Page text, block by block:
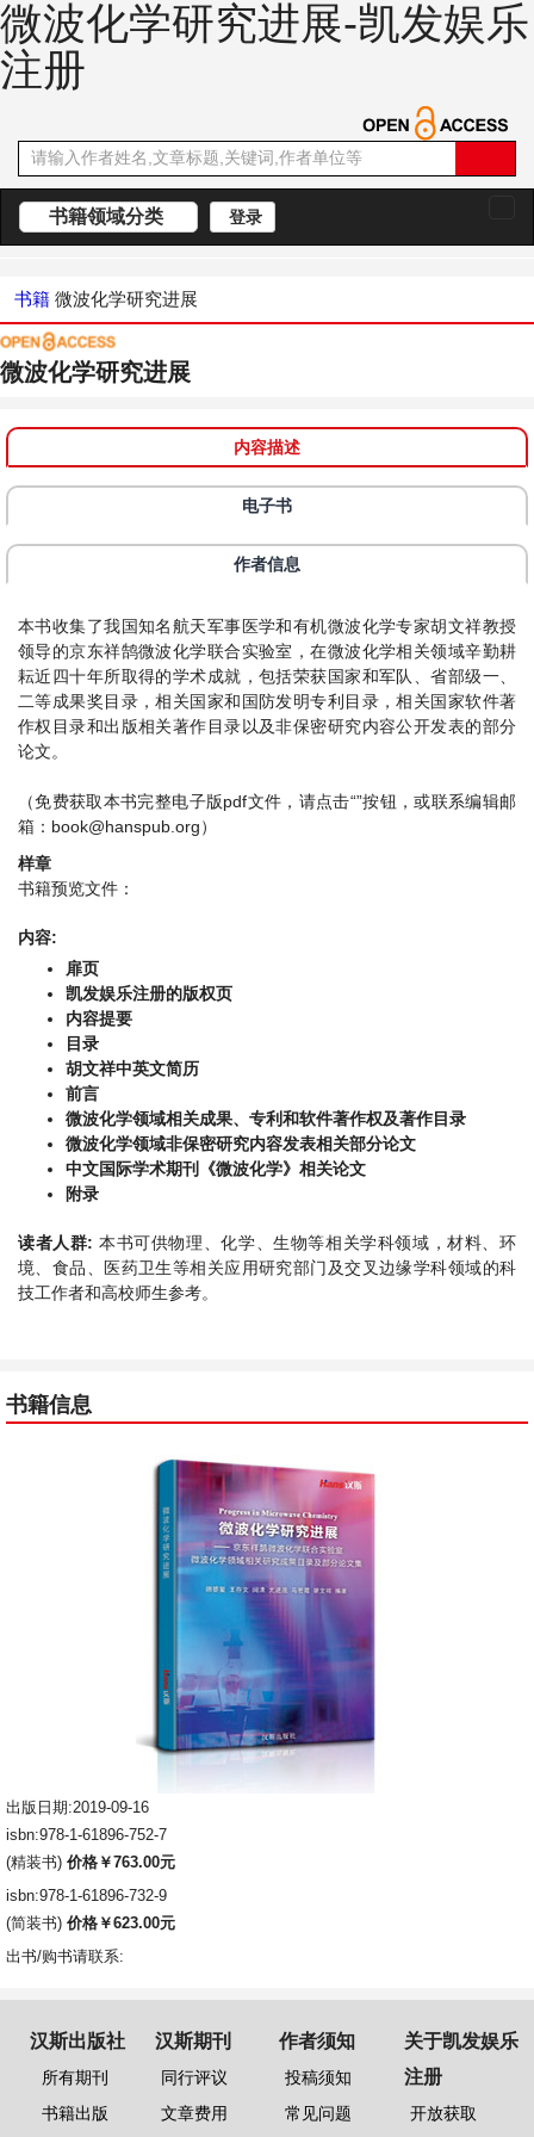
微波化学研究进展-凯发娱乐
注册
书籍领域分类 登录
换
书籍 微波化学研究进展
微波化学研究进展
内容描述
电子书
作者信息
本书收集了我国知名航天军事医学和有机微波化学专家胡文祥教授
领导的京东祥鹄微波化学联合实验室，在微波化学相关领域辛勤耕
耘近四十年所取得的学术成就，包括荣获国家和军队、省部级一、
二等成果奖目录，相关国家和国防发明专利目录，相关国家软件著
作权目录和出版相关著作目录以及非保密研究内容公开发表的部分
论文。
（免费获取本书完整电子版pdf文件，请点击“”按钮，或联系编辑邮
箱： book@hanspub.org）
样章
书籍预览文件：
内容:
扉页
凯发娱乐注册的版权页
内容提要
目录
胡文祥中英文简历
前言
微波化学领域相关成果、专利和软件著作权及著作目录
微波化学领域非保密研究内容发表相关部分论文
中文国际学术期刊《微波化学》相关论文
附录
读者人群:本书可供物理、化学、生物等相关学科领域，材料、环
境、食品、医药卫生等相关应用研究部门及交叉边缘学科领域的科
技工作者和高校师生参考。
书籍信息
出版日期:2019-09-16
isbn:978-1-61896-752-7
(精装书) 价格￥763.00元
isbn:978-1-61896-732-9
(简装书) 价格￥623.00元
出书/购书请联系:
汉斯出版社
所有期刊
书籍出版
汉斯期刊
同行评议
文章费用
作者须知
投稿须知
常见问题
关于凯发娱乐
注册
开放获取